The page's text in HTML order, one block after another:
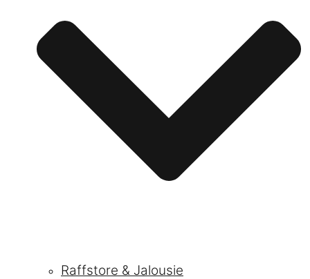
Raffstore & Jalousie